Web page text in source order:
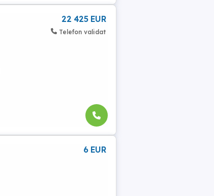
22 425 EUR
Telefon validat
6 EUR